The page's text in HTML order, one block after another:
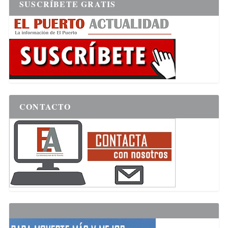
SUSCRÍBETE GRATIS
CONTACTO